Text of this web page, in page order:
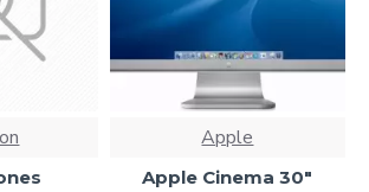
Apple
Apple Cinema 30"